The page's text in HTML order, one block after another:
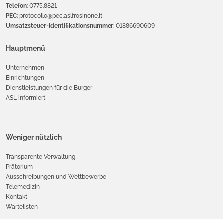
Telefon: 0775.8821
PEC: protocollo@pec.aslfrosinone.it
Umsatzsteuer-Identifikationsnummer: 01886690609
Hauptmenü
Unternehmen
Einrichtungen
Dienstleistungen für die Bürger
ASL informiert
Weniger nützlich
Transparente Verwaltung
Prätorium
Ausschreibungen und Wettbewerbe
Telemedizin
Kontakt
Wartelisten